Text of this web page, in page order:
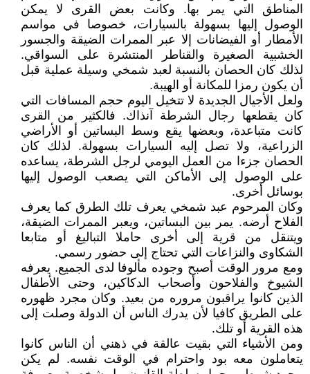
المناطق التي يمر بها. وكانت بعض القرى لا يمكن
الوصول إليها بسهولة بالسيارات، خصوصا في مواسم
الأمطار أو الفيضانات إلا عبر الممرات الضيقة والجسور
الخشبية الصغيرة والقناطر المنتشرة على السواقي.
لذلك كان الحصان بالنسبة لعبد شمخي وسيلة عملية قبل
أن يكون رمزا للمكانة أو الهيبة.
ولعل الأجيال الجديدة لا تتخيل اليوم حجم المسافات التي
كان يقطعها رجال الشرطة آنذاك. فالكثير من القرى
كانت متباعدة، وبعضها يقع وسط البساتين أو الأراضي
الزراعية، ولا تصل إليه السيارات بسهولة. لذلك كان
الحصان جزءا من العمل اليومي لرجل الشرطة، يساعده
على الوصول إلى الأماكن التي يصعب الوصول إليها
بوسائل أخرى.
وكان المرحوم عبد شمخي يعرف تلك الطرق كما يعرف
الفلاح أرضه. يمر بين البساتين، ويعبر الممرات الضيقة،
ويتنقل من قرية إلى أخرى حاملا التباليغ أو متابعا
الشكاوى والنزاعات التي تحتاج إلى حضور رسمي.
ومع مرور الوقت أصبح وجوده مألوفا لدى الجميع. يعرفه
الشيوخ والفلاحون وأصحاب الدكاكين، وحتى الأطفال
الذين كانوا يراقبون مروره من بعيد. وكان مجرد ظهوره
على الطريق كافيا لأن يدرك الناس أن الدولة وصلت إلى
هذه القرية أو تلك.
ومن الأشياء التي بقيت عالقة في ذهني أن الناس كانوا
يتعاملون معه بود واحترام في الوقت نفسه. لم يكن